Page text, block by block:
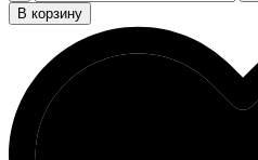
В корзину